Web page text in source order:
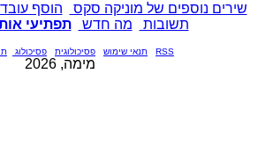
שירים נוספים של מוניקה סקס הוסף
תשובות
מה חדש תפתיעי
RSS תנאי שימוש פסיכולוגית פסיכולוג
מימה, 2026